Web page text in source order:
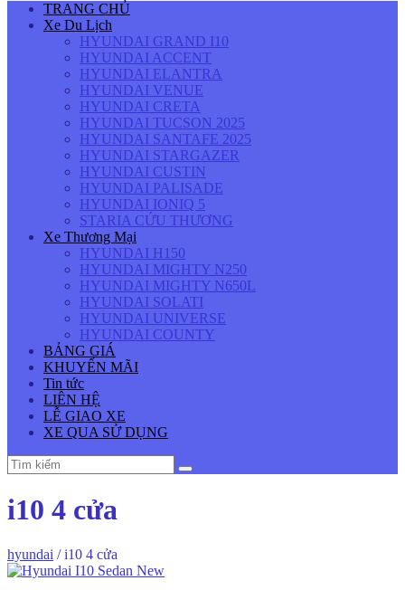
TRANG CHỦ
Xe Du Lịch
HYUNDAI GRAND I10
HYUNDAI ACCENT
HYUNDAI ELANTRA
HYUNDAI VENUE
HYUNDAI CRETA
HYUNDAI TUCSON 2025
HYUNDAI SANTAFE 2025
HYUNDAI STARGAZER
HYUNDAI CUSTIN
HYUNDAI PALISADE
HYUNDAI IONIQ 5
STARIA CỨU THƯƠNG
Xe Thương Mại
HYUNDAI H150
HYUNDAI MIGHTY N250
HYUNDAI MIGHTY N650L
HYUNDAI SOLATI
HYUNDAI UNIVERSE
HYUNDAI COUNTY
BẢNG GIÁ
KHUYẾN MÃI
Tin tức
LIÊN HỆ
LỄ GIAO XE
XE QUA SỬ DỤNG
i10 4 cửa
hyundai /i10 4 cửa